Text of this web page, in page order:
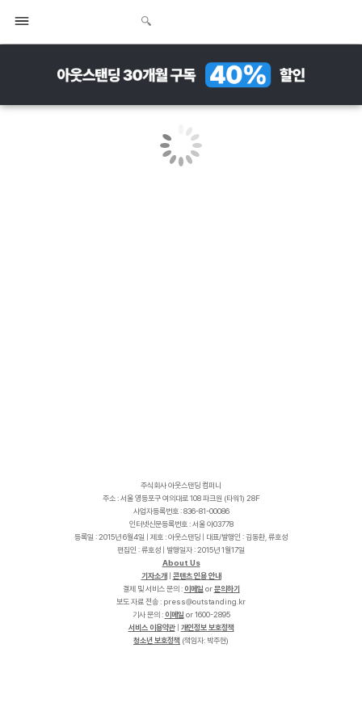
주식회사 아웃스탠딩 컴퍼니
주소 : 서울 영등포구 여의대로 108 파크원 (타워1) 28F
사업자등록번호 : 836-81-00086
인터넷신문등록번호 : 서울 아03778
등록일 : 2015년 6월4일 | 제호 : 아웃스탠딩 | 대표/발행인 : 김동환, 류호성
편집인 : 류호성 | 발행일자 : 2015년 1월17일
About Us
기자소개
콘텐츠 인용 안내
결제 및 서비스 문의 : 이메일 or문의하기
보도 자료 전송 :
r
k
.
g
n
i
d
n
a
t
s
t
u
o
@
s
s
e
r
p
기사 문의 : 이메일 or 1600-2895
서비스 이용약관| 개인정보 보호정책
청소년 보호정책 (책임자: 박주현)